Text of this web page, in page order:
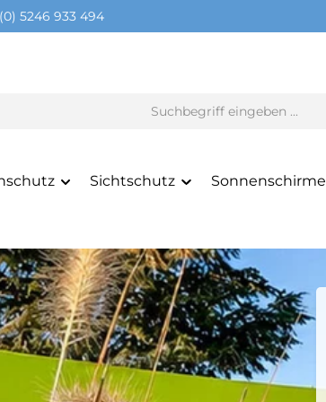
5246 933 494
Sichtschutz Sonnenschirme